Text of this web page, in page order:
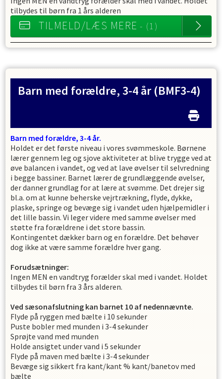
tilbydes til børn fra 1 års alderen
TILMELD/LÆS MERE - (1)
Barn med forældre, 3-4 år (BMF3-4)
Barn med forældre, 3-4 år.
Holdet er det første niveau i vores svømmeskole. Børnene
lærer gennem leg og sjove aktiviteter at blive trygge ved at
øve balancen i vandet, og ved at lave øvelser til selvredning
i begge bassiner. Barnet lærer de grundlæggende øvelser,
der danner grundlag for at lære at svømme. Det drejer sig
bl.a. om at kunne beherske vejrtrækning, flyde, dykke,
plaske, springe og bevæge sig i vandet uden hjælpemidler i
det lille bassin. Vi leger videre med samme øvelser med
støtte fra forældrene i det store bassin.
Kontingentet dækker barn og en forældre. Det behøver
dog ikke at være samme forældre hver gang.
Forudsætninger:
Ingen MEN en vandtryg forælder skal med i vandet. Holdet
tilbydes til børn fra 3 års alderen.
Ved sæsonafslutning kan barnet 10 af nedennævnte.
Flyde på ryggen med bælte i 10 sekunder
Puste bobler med munden i 3-4 sekunder
Sprøjte vand med munden
Holde ansigtet under vand i 5 sekunder
Flyde på maven med bælte i 3-4 sekunder
Bevæge sig sikkert fra kant/kant % kant/banetov med
bælte